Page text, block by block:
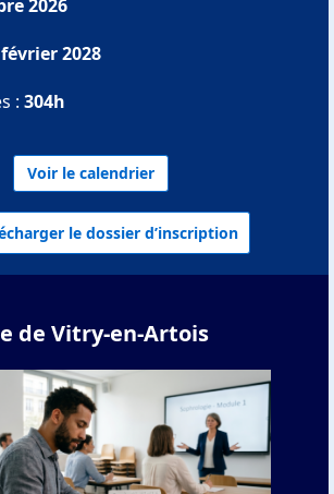
2026
2028
:304h
Voir le calendrier
le dossier d’inscription
de Vitry-en-Artois